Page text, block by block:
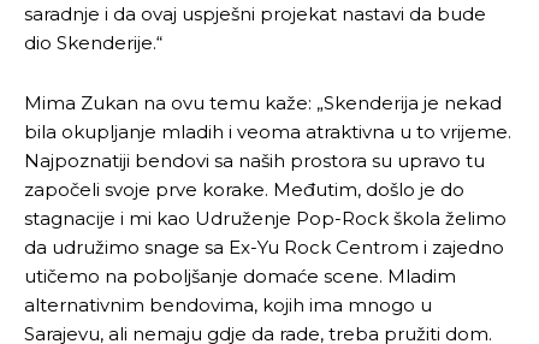
saradnje i da ovaj uspješni projekat nastavi da bude
dio Skenderije.“
Mima Zukan na ovu temu kaže: „Skenderija je nekad
bila okupljanje mladih i veoma atraktivna u to vrijeme.
Najpoznatiji bendovi sa naših prostora su upravo tu
započeli svoje prve korake. Međutim, došlo je do
stagnacije i mi kao Udruženje Pop-Rock škola želimo
da udružimo snage sa Ex-Yu Rock Centrom i zajedno
utičemo na poboljšanje domaće scene. Mladim
alternativnim bendovima, kojih ima mnogo u
Sarajevu, ali nemaju gdje da rade, treba pružiti dom.